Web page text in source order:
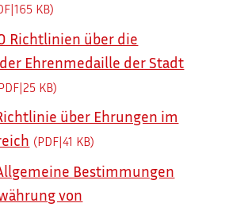
KB)
Richtlinien über die
Ehrenmedaille der Stadt
KB)
über Ehrungen im
(PDF|41 KB)
Bestimmungen
von